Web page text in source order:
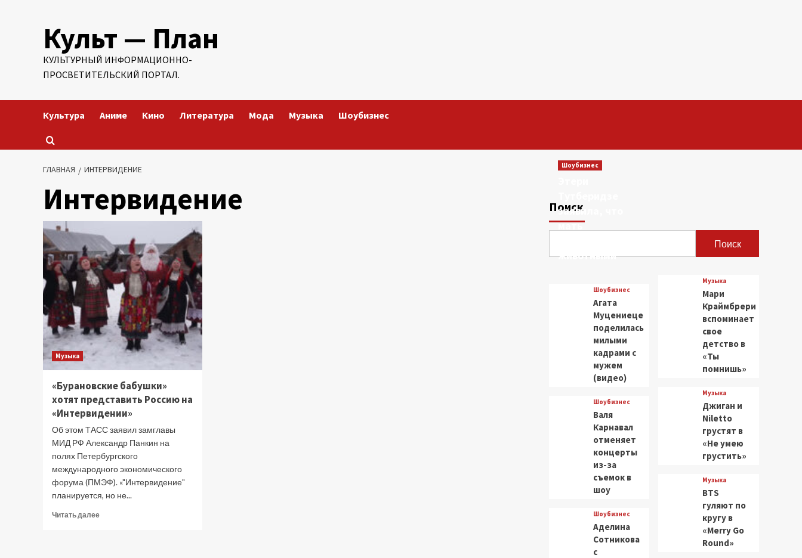
содержимомуКульт — План
КУЛЬТУРНЫЙ ИНФОРМАЦИОННО-
ПРОСВЕТИТЕЛЬСКИЙ ПОРТАЛ.
Культура Аниме Кино Литература Мода Музыка Шоубизнес
ГЛАВНАЯ ИНТЕРВИДЕНИЕ
Интервидение
Музыка
«Бурановские бабушки»
хотят представить Россию на
«Интервидении»
Об этом ТАСС заявил замглавы
МИД РФ Александр Панкин на
полях Петербургского
международного экономического
форума (ПМЭФ). «"Интервидение"
планируется, но не...
Читать далееПрочитать
Поиск
Поиск
Шоубизнес
заявила, что
мать
животными
Шоубизнес
Агата
Муцениеце
поделилась
милыми
кадрами с
мужем
(видео)
Шоубизнес
Валя
Карнавал
отменяет
концерты
из-за
съемок в
шоу
Шоубизнес
Аделина
Сотникова
с
Музыка
Мари
Краймбрери
вспоминает
свое
детство в
«Ты
помнишь»
Музыка
Джиган и
Niletto
грустят в
«Не умею
грустить»
Музыка
BTS
гуляют по
кругу в
«Merry Go
Round»